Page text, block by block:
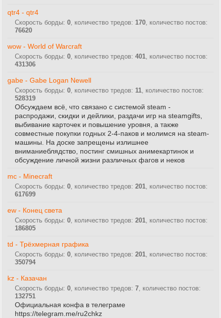
qtr4 - qtr4
Скорость борды:0 , количество тредов: 170 , количество постов:
76620
wow - World of Warcraft
Скорость борды:0 , количество тредов:401 , количество постов:
431306
gabe - Gabe Logan Newell
Скорость борды:0 , количество тредов: 11 , количество постов:
528319
Обсуждаем всё, что связано с системой steam -
распродажи, скидки и дейлики, раздачи игр на steamgifts,
выбивание карточек и повышение уровня, а также
совместные покупки годных 2-4-паков и молимся на steam-
машины. На доске запрещены излишнее
вниманиеблядство, постинг смишных анимекартинок и
обсуждение личной жизни различных фагов и неков
mc - Minecraft
Скорость борды:0 , количество тредов:201 , количество постов:
617699
ew - Конец света
Скорость борды:0 , количество тредов:201 , количество постов:
186805
td - Трёхмерная графика
Скорость борды:0 , количество тредов:201 , количество постов:
350794
kz - Казачан
Скорость борды:0 , количество тредов:7 , количество постов:
132751
Официальная конфа в телеграме
https://telegram.me/ru2chkz